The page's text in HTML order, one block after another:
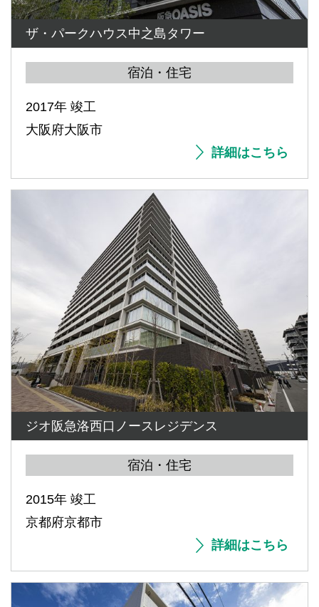
ザ・パークハウス中之島タワー
宿泊・住宅
2017年 竣工
大阪府大阪市
詳細はこちら
ジオ阪急洛西口ノースレジデンス
宿泊・住宅
2015年 竣工
京都府京都市
詳細はこちら